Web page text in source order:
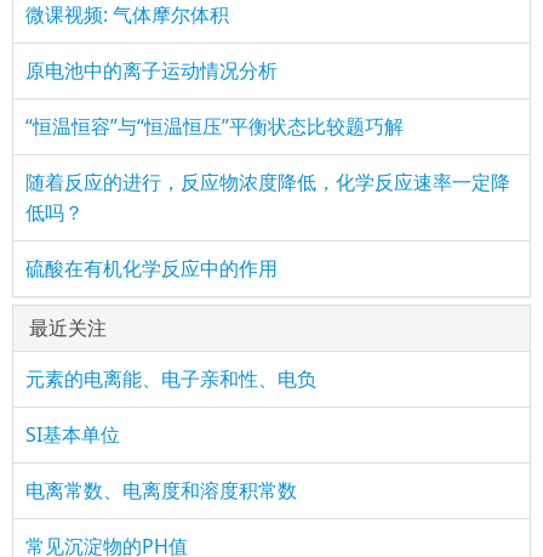
微课视频: 气体摩尔体积
原电池中的离子运动情况分析
“恒温恒容”与“恒温恒压”平衡状态比较题巧解
随着反应的进行，反应物浓度降低，化学反应速率一定降
低吗？
硫酸在有机化学反应中的作用
最近关注
元素的电离能、电子亲和性、电负
SI基本单位
电离常数、电离度和溶度积常数
常见沉淀物的PH值